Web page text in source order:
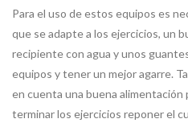
Para el uso de estos equipos es
que se adapte a los ejercicios, un
recipiente con agua y unos
equipos y tener un mejor agarre.
en cuenta una buena alimentación
terminar los ejercicios reponer el